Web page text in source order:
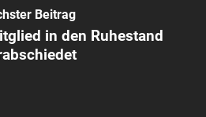
Beitrag
in den Ruhestand